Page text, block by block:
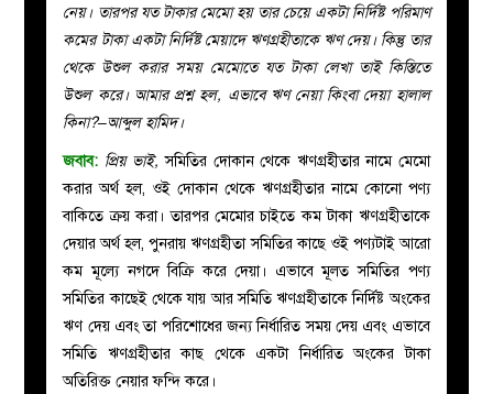
প্রশ্ন
করুন
নেয়। তারপর যত টাকার মেমো হয় তার চেয়ে একটা নির্দিষ্ট পরিমাণ
কমের টাকা একটা নির্দিষ্ট মেয়াদে ঋণগ্রহীতাকে ঋণ দেয়। কিন্তু তার
থেকে উশুল করার সময় মেমোতে যত টাকা লেখা তাই কিস্তিতে
উশুল করে। আমার প্রশ্ন হল, এভাবে ঋণ নেয়া কিংবা দেয়া হালাল
কিনা?–আব্দুল হামিদ।
জবাব: প্রিয় ভাই, সমিতির দোকান থেকে ঋণগ্রহীতার নামে মেমো
করার অর্থ হল, ওই দোকান থেকে ঋণগ্রহীতার নামে কোনো পণ্য
বাকিতে ক্রয় করা। তারপর মেমোর চাইতে কম টাকা ঋণগ্রহীতাকে
দেয়ার অর্থ হল, পুনরায় ঋণগ্রহীতা সমিতির কাছে ওই পণ্যটাই আরো
কম মূল্যে নগদে বিক্রি করে দেয়া। এভাবে মূলত সমিতির পণ্য
সমিতির কাছেই থেকে যায় আর সমিতি ঋণগ্রহীতাকে নির্দিষ্ট অংকের
ঋণ দেয় এবং তা পরিশোধের জন্য নির্ধারিত সময় দেয় এবং এভাবে
সমিতি ঋণগ্রহীতার কাছ থেকে একটা নির্ধারিত অংকের টাকা
অতিরিক্ত নেয়ার ফন্দি করে।